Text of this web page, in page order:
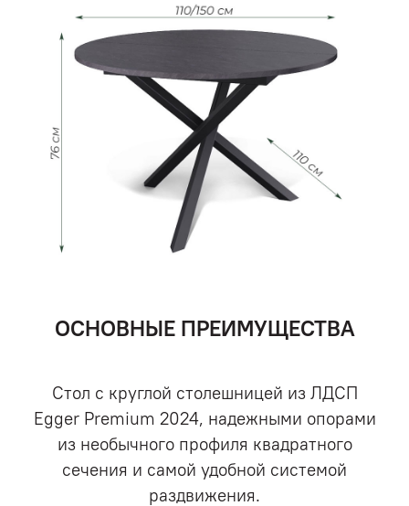
ОСНОВНЫЕ ПРЕИМУЩЕСТВА
Стол с круглой столешницей из ЛДСП
Egger Premium 2024, надежными опорами
из необычного профиля квадратного
сечения и самой удобной системой
раздвижения.